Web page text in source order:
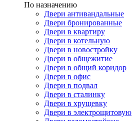
По назначению
Двери антивандальные
Двери бронированные
Двери в квартиру
Двери в котельную
Двери в новостройку
Двери в общежитие
Двери в общий коридор
Двери в офис
Двери в подвал
Двери в сталинку
Двери в хрущевку
Двери в электрощитовую